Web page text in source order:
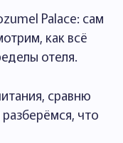
Palace: сам
как всё
отеля.
сравню
что